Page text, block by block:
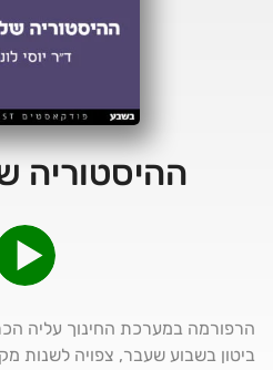
ההיסטוריה
הרפורמה במערכת החינוך עליה
ביטון בשבוע שעבר, צפויה לשנות